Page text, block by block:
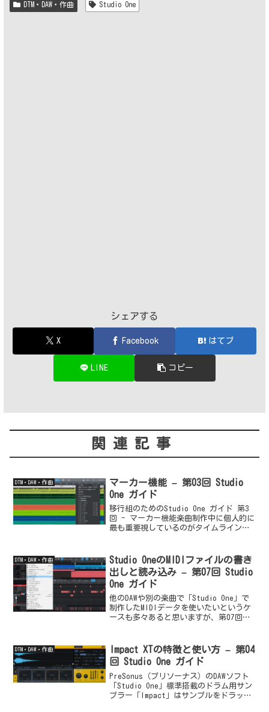
DTM・DAW・作曲 Studio One
シェアする
X Facebook はてブ
LINE コピー
関連記事
DTM・DAW・作曲
マーカー機能 – 第03回 Studio
One ガイド
移行組のためのStudio One ガイド 第3
回 - マーカー機能楽曲制作中に個人的に
最も重要視しているのがタイムライン上
ラック」です。再生したい箇所や修正し
たい箇所...
DTM・DAW・作曲
Studio OneのMIDIファイルの書き
出しと読み込み – 第07回 Studio
One ガイド
他のDAWや別の楽曲で「Studio One」で
制作したMIDIデータを使いたいというケ
ースも多々あると思いますが、第07回の
One 4.6」を使用...
DTM・DAW・作曲
Impact XTの特徴と使い方 – 第04
回 Studio One ガイド
PreSonus（プリソーナス）のDAWソフト
「Studio One」標準搭載のドラム用サン
プラー「Impact」はサンプルをドラッグ